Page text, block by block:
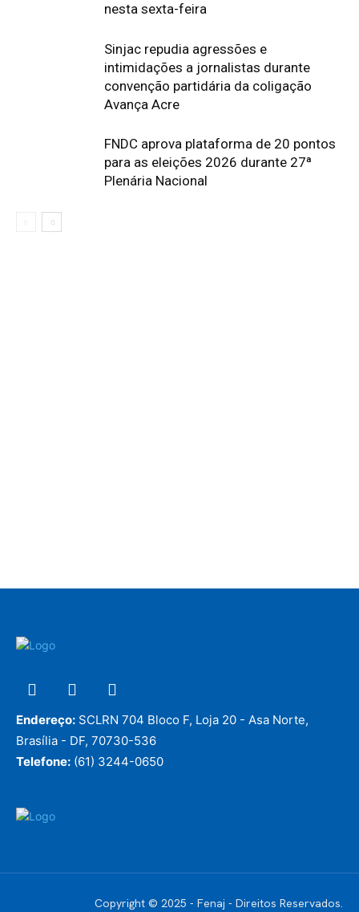
nesta sexta-feira
Sinjac repudia agressões e
intimidações a jornalistas durante
convenção partidária da coligação
Avança Acre
FNDC aprova plataforma de 20 pontos
para as eleições 2026 durante 27ª
Plenária Nacional
Endereço: SCLRN 704 Bloco F, Loja 20 - Asa Norte,
Brasília - DF, 70730-536
Telefone: (61) 3244-0650
Copyright © 2025 - Fenaj - Direitos Reservados.